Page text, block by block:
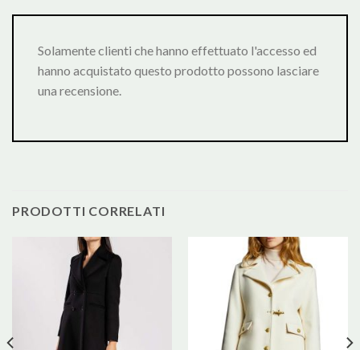
Solamente clienti che hanno effettuato l'accesso ed
hanno acquistato questo prodotto possono lasciare
una recensione.
PRODOTTI CORRELATI